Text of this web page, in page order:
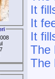
It
It
It
The
The